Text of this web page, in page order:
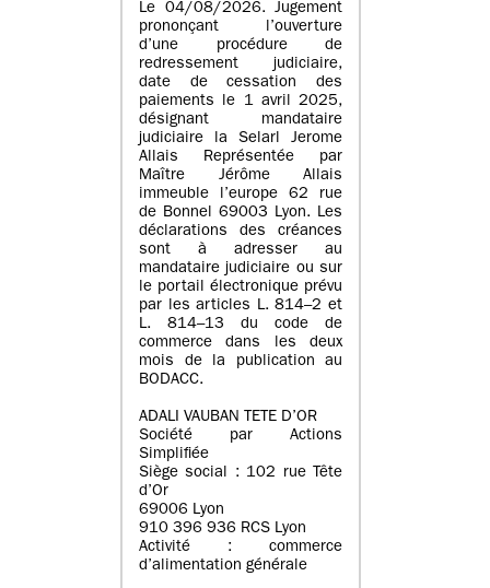
Le 04/08/2026. Jugement
prononçant l’ouverture
d’une procédure de
redressement judiciaire,
date de cessation des
paiements le 1 avril 2025,
désignant mandataire
judiciaire la Selarl Jerome
Allais Représentée par
Maître Jérôme Allais
immeuble l’europe 62 rue
de Bonnel 69003 Lyon. Les
déclarations des créances
sont à adresser au
mandataire judiciaire ou sur
le portail électronique prévu
par les articles L. 814–2 et
L. 814–13 du code de
commerce dans les deux
mois de la publication au
BODACC.
ADALI VAUBAN TETE D’OR
Société par Actions
Simplifiée
Siège social : 102 rue Tête
d’Or
69006 Lyon
910 396 936 RCS Lyon
Activité : commerce
d’alimentation générale